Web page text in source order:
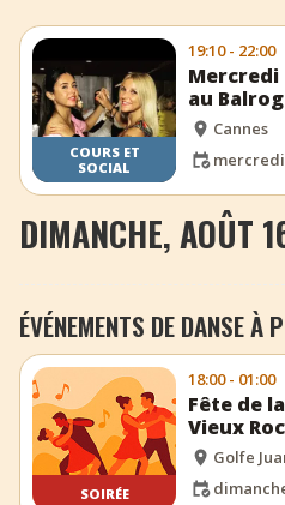
COURS ET
SOCIAL
19:10 - 22:00
Mercredi
au
Cannes
DIMANCHE, AOÛT
ÉVÉNEMENTS DE DANSE À
SOIRÉE
18:00 - 01:00
Fête de
Vieux
Golfe